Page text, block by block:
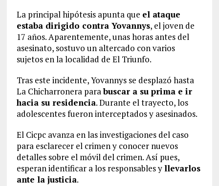
La principal hipótesis apunta que el ataque
estaba dirigido contra Yovannys, el joven de
17 años. Aparentemente, unas horas antes del
asesinato, sostuvo un altercado con varios
sujetos en la localidad de El Triunfo.
Tras este incidente, Yovannys se desplazó hasta
La Chicharronera parabuscar a su prima e ir
hacia su residencia. Durante el trayecto, los
adolescentes fueron interceptados y asesinados.
El Cicpc avanza en las investigaciones del caso
para esclarecer el crimen y conocer nuevos
detalles sobre el móvil del crimen. Así pues,
esperan identificar a los responsables yllevarlos
ante la justicia.